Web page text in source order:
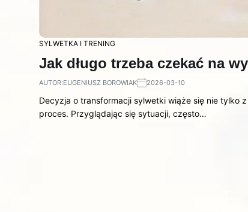
SYLWETKA I TRENING
Jak długo trzeba czekać na
AUTOR:EUGENIUSZ BOROWIAK 2026-03-10
Decyzja o transformacji sylwetki wiąże się nie tylko
proces. Przyglądając się sytuacji, często…